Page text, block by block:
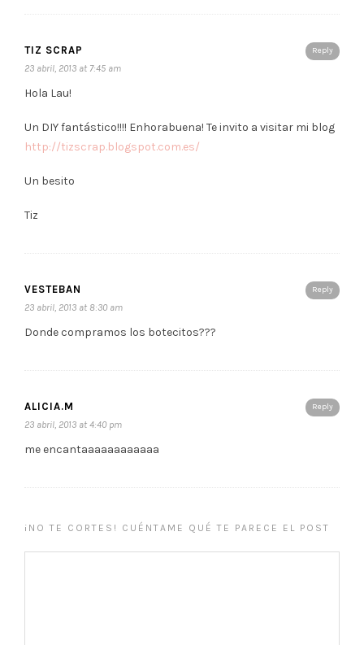
Reply
TIZ SCRAP
23 abril, 2013 at 7:45 am
Hola Lau!
Un DIY fantástico!!!! Enhorabuena! Te invito a visitar mi blog
http://tizscrap.blogspot.com.es/
Un besito
Tiz
Reply
VESTEBAN
23 abril, 2013 at 8:30 am
Donde compramos los botecitos???
Reply
ALICIA.M
23 abril, 2013 at 4:40 pm
me encantaaaaaaaaaaaa
¡NO TE CORTES! CUÉNTAME QUÉ TE PARECE EL POST